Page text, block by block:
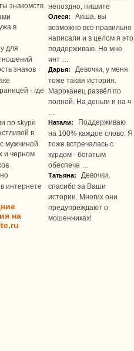
знакомств
в
для
знаков
- где
по skype
в
мужчиной
и черном
интернете
на
непоздно, пишите
Олеся:
Аиша, вы
возможно всё правильно
написали и в целом я это
поддерживаю. Но мне
инт …
Дарья:
Девочки, у меня
тоже такая история.
Мароканец развёл по
полной. На деньги и на ч
Натали:
Поддерживаю
на 100% каждое слово. Я
тоже встречалась с
курдом - богатым
обеспече …
Татьяна:
Девочки,
спасибо за Ваши
истории. Многих они
предупреждают о
мошенниках!